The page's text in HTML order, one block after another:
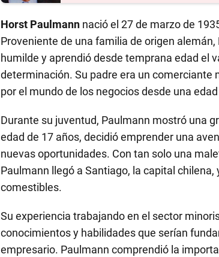
Horst Paulmann nació el 27 de marzo de
Proveniente de una familia de origen
humilde y aprendió desde temprana edad el
determinación. Su padre era un comerciante
por el mundo de los negocios desde una
Durante su juventud, Paulmann mostró una
edad de 17 años, decidió emprender una
nuevas oportunidades. Con tan solo una
Paulmann llegó a Santiago, la capital
comestibles.
Su experiencia trabajando en el sector
conocimientos y habilidades que serían
empresario. Paulmann comprendió la